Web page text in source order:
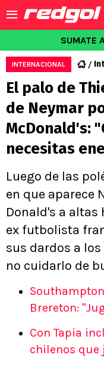
SUMATE
INTERNACIONAL
El palo de
de Neymar
McDonald's:
necesitas
Luego de las
en que aparece
Donald's a altas
ex futbolista
sus dardos a
no cuidarlo de
Brereton:
Con Tapia
chilenos que